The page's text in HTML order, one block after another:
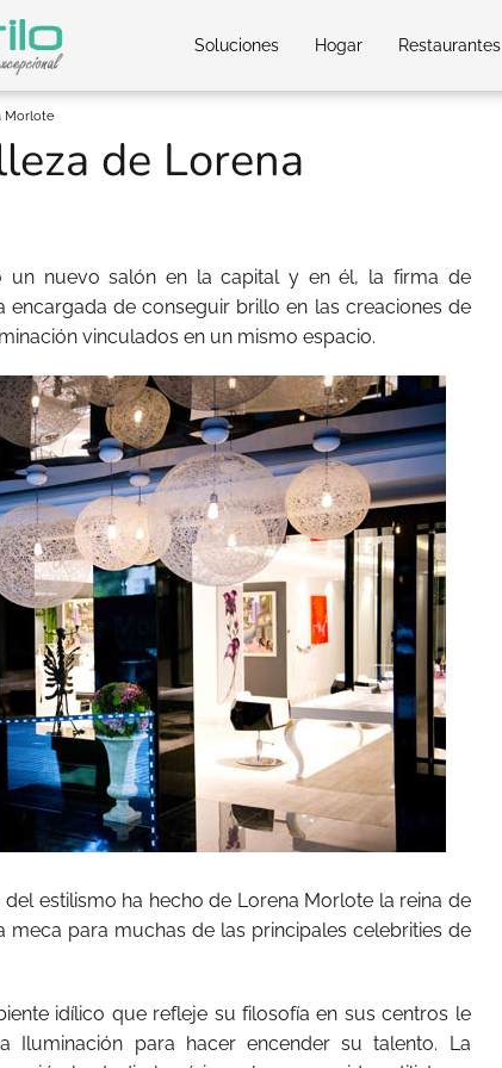
Soluciones Hogar Restaurantes
Morlote
de Lorena
un nuevo salón en la capital y en él, la firma de
encargada de conseguir brillo en las creaciones de
vinculados en un mismo espacio.
estilismo ha hecho de Lorena Morlote la reina de
meca para muchas de las principales celebrities de
idílico que refleje su filosofía en sus centros le
Iluminación para hacer encender su talento. La